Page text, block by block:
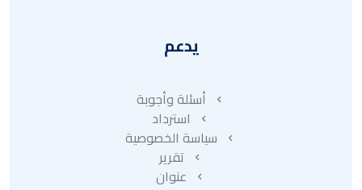
يدعم
أسئلة وأجوبة
استرداد
سياسة الخصوصية
تقرير
عنوان